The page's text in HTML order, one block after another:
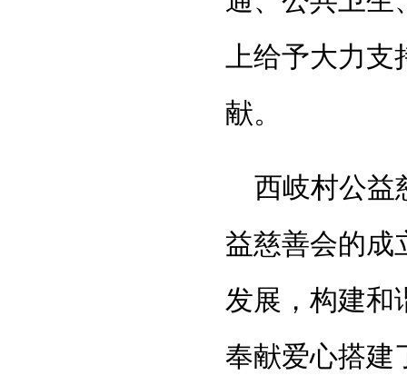
上给予大力支
献。
西岐村公益
益慈善会的成
发展，构建和
奉献爱心搭建